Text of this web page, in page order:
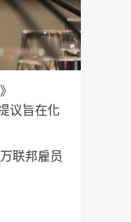
议旨在化
联邦雇员